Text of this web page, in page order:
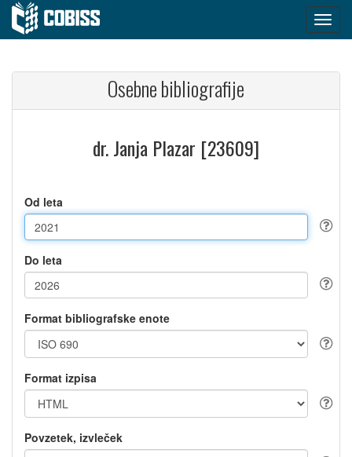
Osebne bibliografije
dr. Janja Plazar [23609]
Od leta
Do leta
Format bibliografske enote
Format izpisa
Povzetek, izvleček